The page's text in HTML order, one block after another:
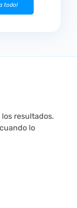
todo!
resultados.
lo